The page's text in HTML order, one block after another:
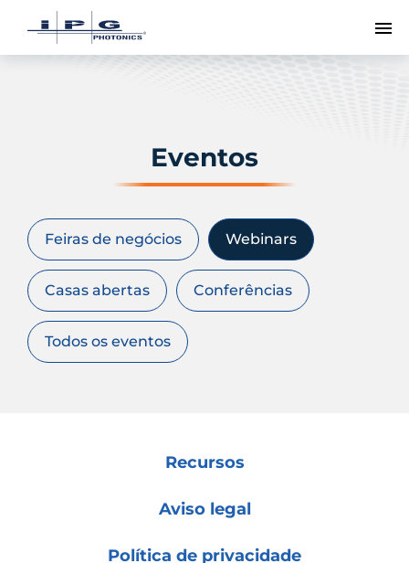
Eventos
Feiras de negócios Webinars
Casas abertas Conferências
Todos os eventos
Recursos
Aviso legal
Política de privacidade